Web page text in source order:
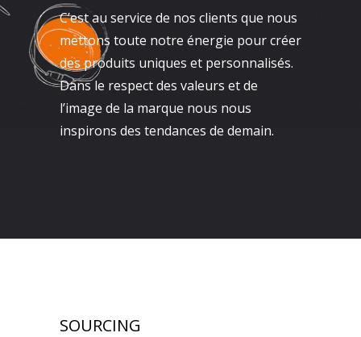
C’est au service de nos clients que nous
mettons toute notre énergie pour créer
des produits uniques et personnalisés.
Dans le respect des valeurs et de
l’image de la marque nous nous
inspirons des tendances de demain.
SOURCING